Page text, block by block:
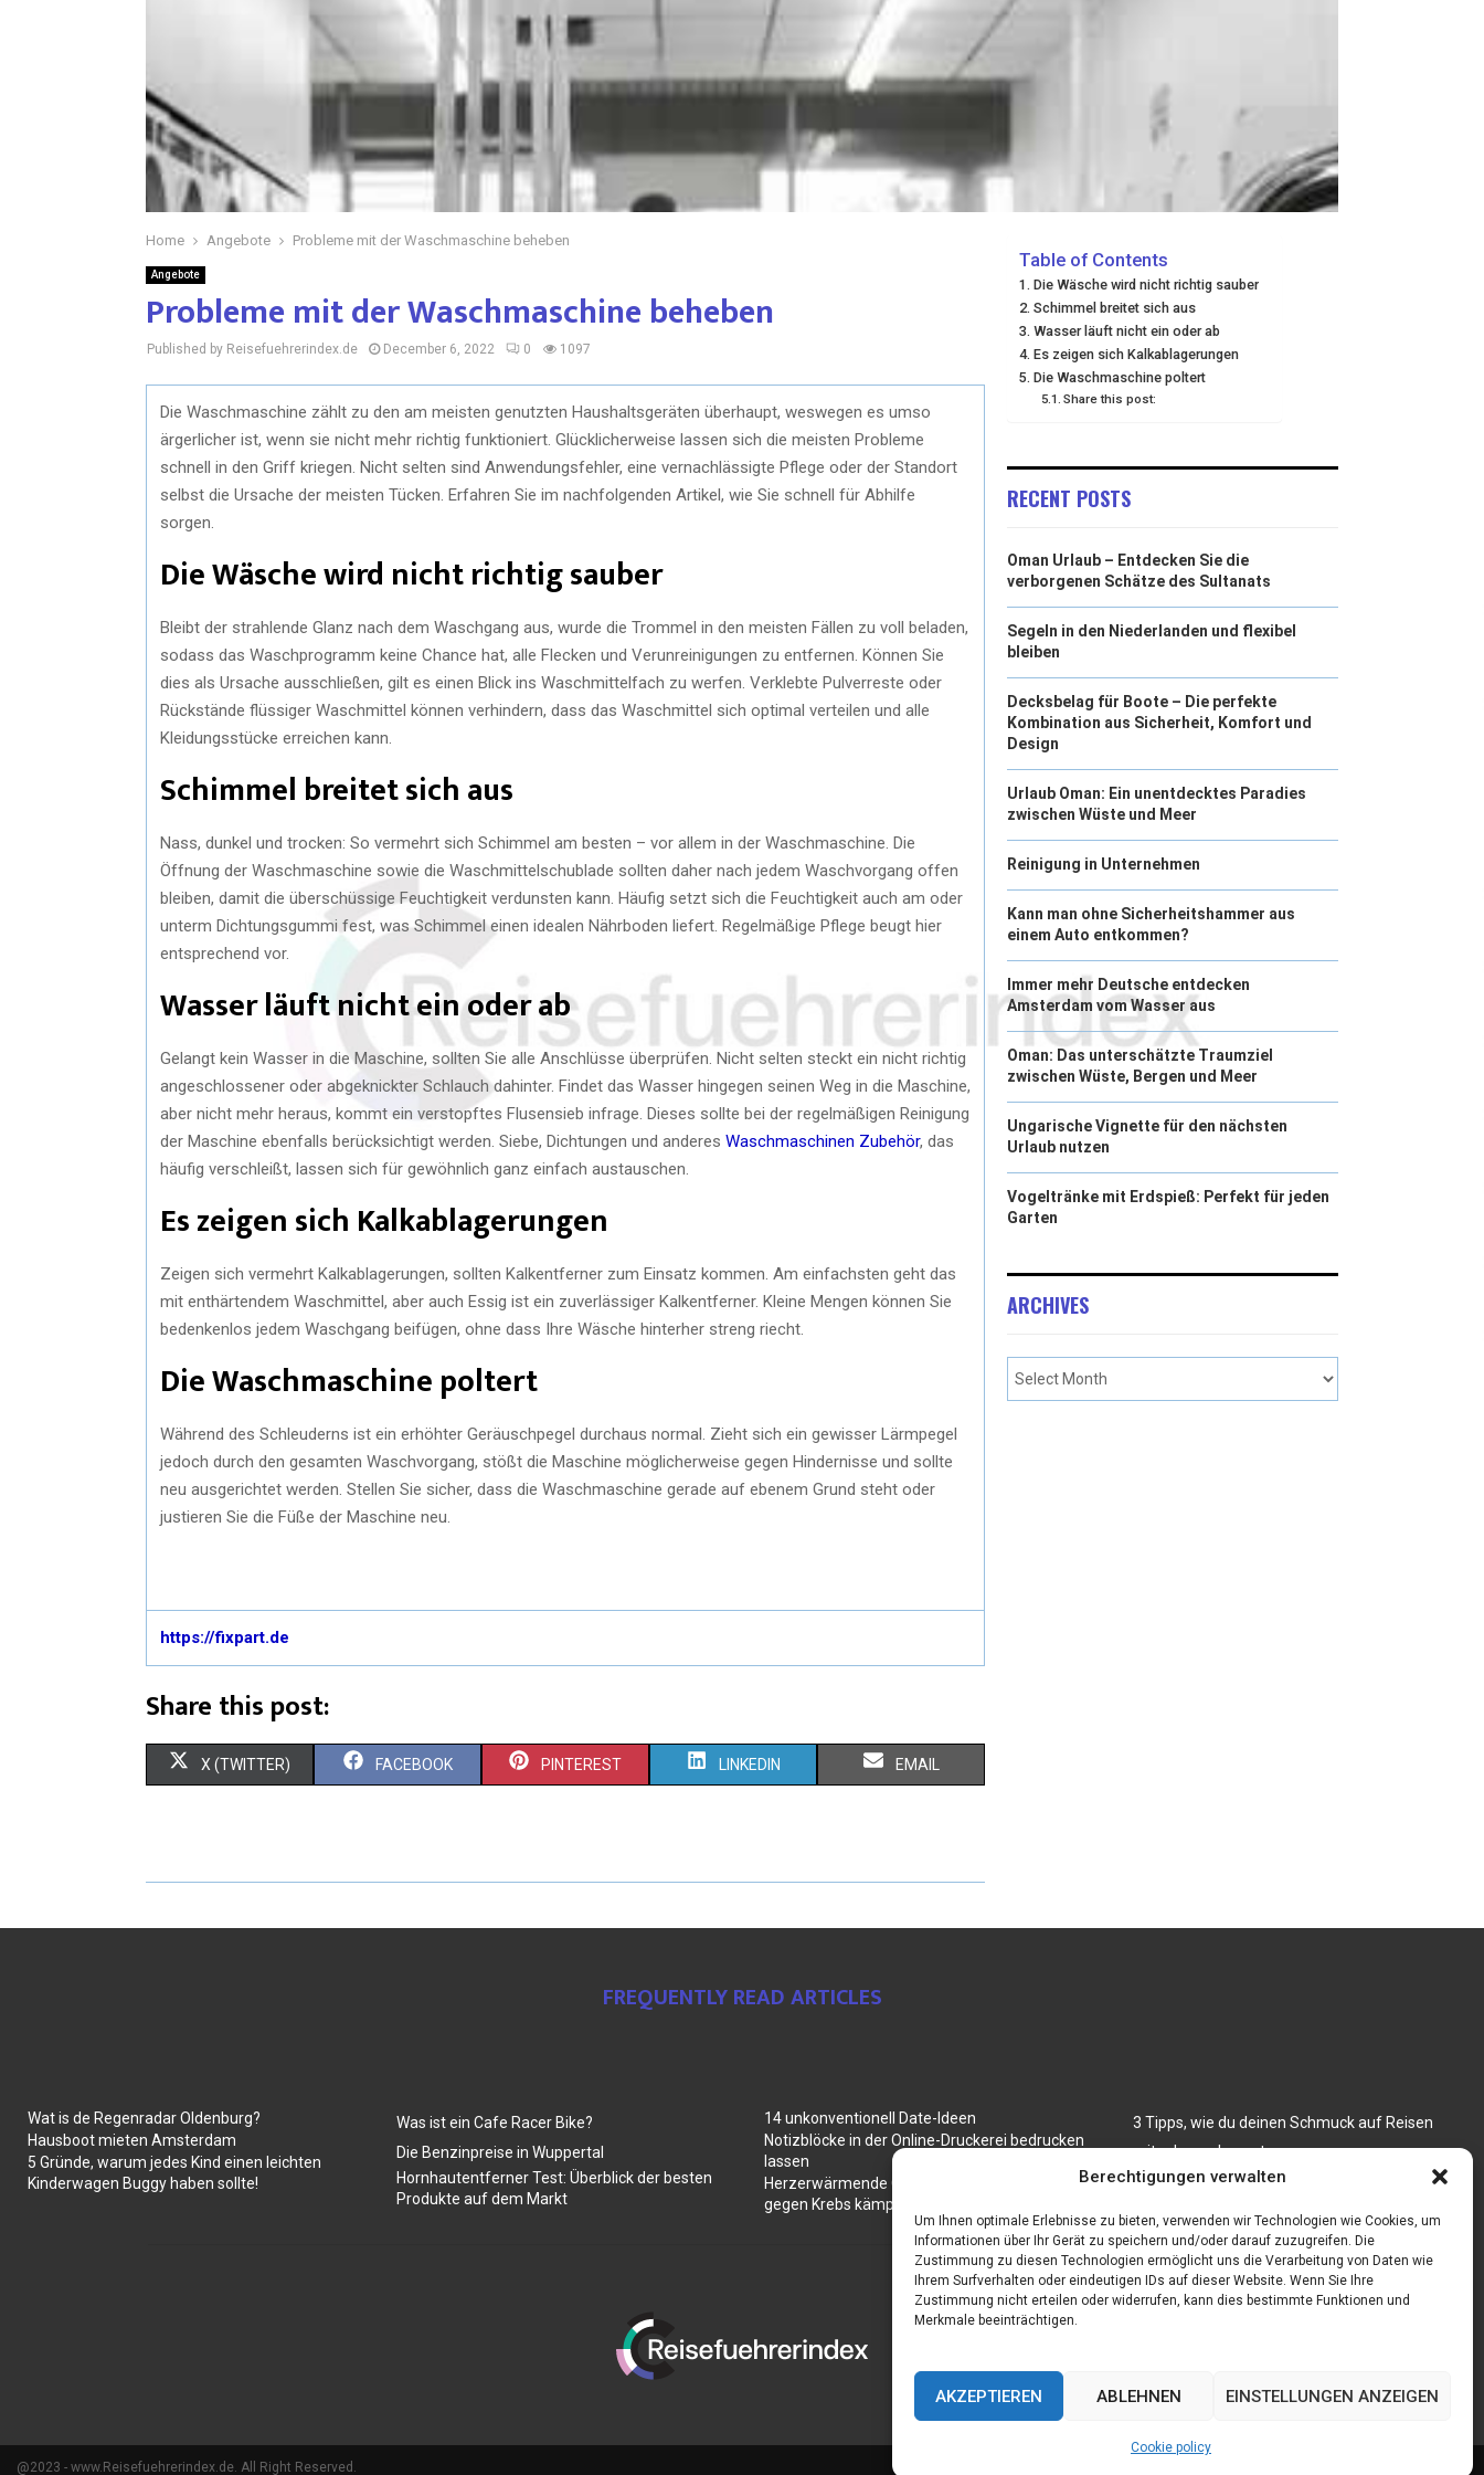
Berechtigungen verwalten
Um Ihnen optimale Erlebnisse zu bieten, verwenden wir Technologien wie Cookies, um
Informationen über Ihr Gerät zu speichern und/oder darauf zuzugreifen. Die
Zustimmung zu diesen Technologien ermöglicht uns die Verarbeitung von Daten wie
Ihrem Surfverhalten oder eindeutigen IDs auf dieser Website. Wenn Sie Ihre
Zustimmung nicht erteilen oder widerrufen, kann dies bestimmte Funktionen und
Merkmale beeinträchtigen.
AKZEPTIEREN ABLEHNEN EINSTELLUNGEN ANZEIGEN
Cookie policy
Home Angebote Probleme mit der Waschmaschine beheben
Angebote
Probleme mit der Waschmaschine beheben
Published by Reisefuehrerindex.de December 6, 2022 0 1097
Die Waschmaschine zählt zu den am meisten genutzten Haushaltsgeräten überhaupt, weswegen es umso
ärgerlicher ist, wenn sie nicht mehr richtig funktioniert. Glücklicherweise lassen sich die meisten Probleme
schnell in den Griff kriegen. Nicht selten sind Anwendungsfehler, eine vernachlässigte Pflege oder der Standort
selbst die Ursache der meisten Tücken. Erfahren Sie im nachfolgenden Artikel, wie Sie schnell für Abhilfe
sorgen.
Die Wäsche wird nicht richtig sauber
Bleibt der strahlende Glanz nach dem Waschgang aus, wurde die Trommel in den meisten Fällen zu voll beladen,
sodass das Waschprogramm keine Chance hat, alle Flecken und Verunreinigungen zu entfernen. Können Sie
dies als Ursache ausschließen, gilt es einen Blick ins Waschmittelfach zu werfen. Verklebte Pulverreste oder
Rückstände flüssiger Waschmittel können verhindern, dass das Waschmittel sich optimal verteilen und alle
Kleidungsstücke erreichen kann.
Schimmel breitet sich aus
Nass, dunkel und trocken: So vermehrt sich Schimmel am besten – vor allem in der Waschmaschine. Die
Öffnung der Waschmaschine sowie die Waschmittelschublade sollten daher nach jedem Waschvorgang offen
bleiben, damit die überschüssige Feuchtigkeit verdunsten kann. Häufig setzt sich die Feuchtigkeit auch am oder
unterm Dichtungsgummi fest, was Schimmel einen idealen Nährboden liefert. Regelmäßige Pflege beugt hier
entsprechend vor.
Wasser läuft nicht ein oder ab
Gelangt kein Wasser in die Maschine, sollten Sie alle Anschlüsse überprüfen. Nicht selten steckt ein nicht richtig
angeschlossener oder abgeknickter Schlauch dahinter. Findet das Wasser hingegen seinen Weg in die Maschine,
aber nicht mehr heraus, kommt ein verstopftes Flusensieb infrage. Dieses sollte bei der regelmäßigen Reinigung
der Maschine ebenfalls berücksichtigt werden. Siebe, Dichtungen und anderes Waschmaschinen Zubehör, das
häufig verschleißt, lassen sich für gewöhnlich ganz einfach austauschen.
Es zeigen sich Kalkablagerungen
Zeigen sich vermehrt Kalkablagerungen, sollten Kalkentferner zum Einsatz kommen. Am einfachsten geht das
mit enthärtendem Waschmittel, aber auch Essig ist ein zuverlässiger Kalkentferner. Kleine Mengen können Sie
bedenkenlos jedem Waschgang beifügen, ohne dass Ihre Wäsche hinterher streng riecht.
Die Waschmaschine poltert
Während des Schleuderns ist ein erhöhter Geräuschpegel durchaus normal. Zieht sich ein gewisser Lärmpegel
jedoch durch den gesamten Waschvorgang, stößt die Maschine möglicherweise gegen Hindernisse und sollte
neu ausgerichtet werden. Stellen Sie sicher, dass die Waschmaschine gerade auf ebenem Grund steht oder
justieren Sie die Füße der Maschine neu.
https://fixpart.de
Share this post:
X (TWITTER) FACEBOOK PINTEREST LINKEDIN EMAIL
Table of Contents
Die Wäsche wird nicht richtig sauber
Schimmel breitet sich aus
Wasser läuft nicht ein oder ab
Es zeigen sich Kalkablagerungen
Die Waschmaschine poltert
Share this post:
RECENT POSTS
Oman Urlaub – Entdecken Sie die
verborgenen Schätze des Sultanats
Segeln in den Niederlanden und flexibel
bleiben
Decksbelag für Boote – Die perfekte
Kombination aus Sicherheit, Komfort und
Design
Urlaub Oman: Ein unentdecktes Paradies
zwischen Wüste und Meer
Reinigung in Unternehmen
Kann man ohne Sicherheitshammer aus
einem Auto entkommen?
Immer mehr Deutsche entdecken
Amsterdam vom Wasser aus
Oman: Das unterschätzte Traumziel
zwischen Wüste, Bergen und Meer
Ungarische Vignette für den nächsten
Urlaub nutzen
Vogeltränke mit Erdspieß: Perfekt für jeden
Garten
ARCHIVES
FREQUENTLY READ ARTICLES
Wat is de Regenradar Oldenburg?
Hausboot mieten Amsterdam
5 Gründe, warum jedes Kind einen leichten
Kinderwagen Buggy haben sollte!
Was ist ein Cafe Racer Bike?
Die Benzinpreise in Wuppertal
Hornhautentferner Test: Überblick der besten
Produkte auf dem Markt
14 unkonventionell Date-Ideen
Notizblöcke in der Online-Druckerei bedrucken
lassen
Herzerwärmende Geschenke für Kinder, die
gegen Krebs kämpfen
3 Tipps, wie du deinen Schmuck auf Reisen
mitnehmen kannst
Wetter Oberhausen 14 Tage – Erklärung und
@2023 - www.Reisefuehrerindex.de. All Right Reserved.